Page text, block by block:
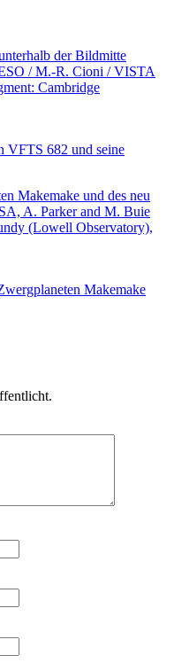
VFTS 682 und seine
Makemake